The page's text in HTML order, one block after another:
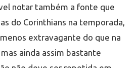
notar também a fonte que
do Corinthians na temporada,
extravagante do que na
ainda assim bastante